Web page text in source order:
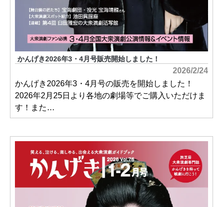
かんげき2026年3・4月号販売開始しました！
2026/2/24
かんげき2026年3・4月号の販売を開始しました！
2026年2月25日より各地の劇場等でご購入いただけま
す！また…